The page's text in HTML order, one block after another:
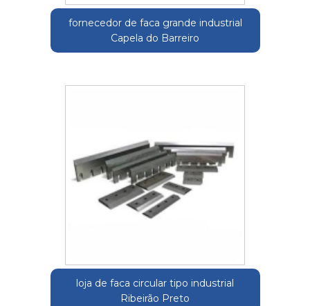
fornecedor de faca grande industrial
Capela do Barreiro
loja de faca circular tipo industrial
Ribeirão Preto